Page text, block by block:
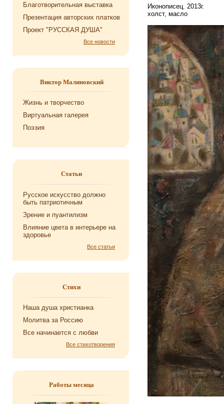
Благотворительная выставка
Презентация авторских платков
Проект "РУССКАЯ ДУША"
Все новости
Виктор Малиновский
Жизнь и творчество
Виртуальная галерея
Поэзия
Статьи
Русское искусство должно
быть патриотичным
Зрение и пуантилизм
Влияние цвета в интерьере на
здоровье
Все статьи
Стихи
Наша душа хри­сти­ан­ка
Мо­лит­ва за Рос­сию
Все на­чи­на­ет­ся с любви
Все стихотворения
Работы месяца
Иконописец. 2013г.
холст, масло